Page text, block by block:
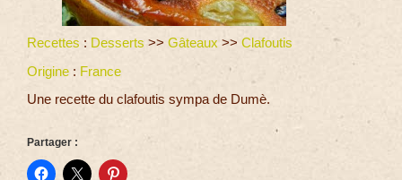
Recettes : Desserts >> Gâteaux >> Clafoutis
Origine : France
Une recette du clafoutis sympa de Dumè.
Partager :